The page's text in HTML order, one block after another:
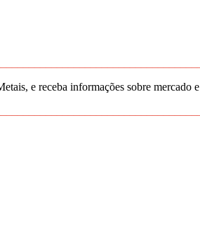
e receba informações sobre mercado